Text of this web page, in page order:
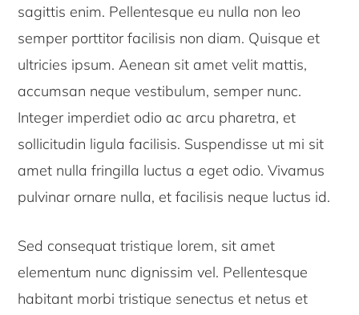
sagittis enim. Pellentesque eu nulla non leo
semper porttitor facilisis non diam. Quisque et
ultricies ipsum. Aenean sit amet velit mattis,
accumsan neque vestibulum, semper nunc.
Integer imperdiet odio ac arcu pharetra, et
sollicitudin ligula facilisis. Suspendisse ut mi sit
amet nulla fringilla luctus a eget odio. Vivamus
pulvinar ornare nulla, et facilisis neque luctus id.
Sed consequat tristique lorem, sit amet
elementum nunc dignissim vel. Pellentesque
habitant morbi tristique senectus et netus et